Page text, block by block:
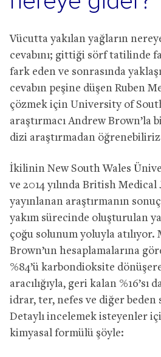
Vücutta yakılan yağların
cevabını; gittiği sörf tatilinde
fark eden ve sonrasında
cevabın peşine düşen Ruben
çözmek için University of
araştırmacı Andrew
dizi araştırmadan
İkilinin New South Wales
ve 2014 yılında British Medical
yayınlanan araştırmanın
yakım sürecinde oluşturulan
çoğu solunum yoluyla atılıyor.
Brown’un hesaplamalarına
%84’ü karbondioksite
aracılığıyla, geri kalan %16’sı
idrar, ter, nefes ve diğer beden
Detaylı incelemek isteyenler
kimyasal formülü şöyle: